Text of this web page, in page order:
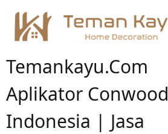
content
Temankayu.com
Aplikator Conwood
Indonesia | Jasa